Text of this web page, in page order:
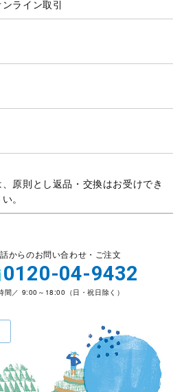
ライン取引
原則とし返品・交換はお受けでき
。
からのお問い合わせ・ご注文
0120-04-9432
間／ 9:00～18:00（日・祝日除く）